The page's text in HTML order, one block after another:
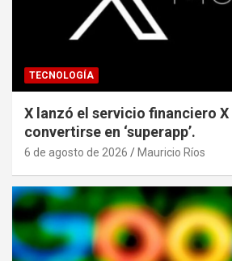
TECNOLOGÍA
X lanzó el servicio financiero X
convertirse en ‘superapp’.
6 de agosto de 2026 Mauricio Ríos